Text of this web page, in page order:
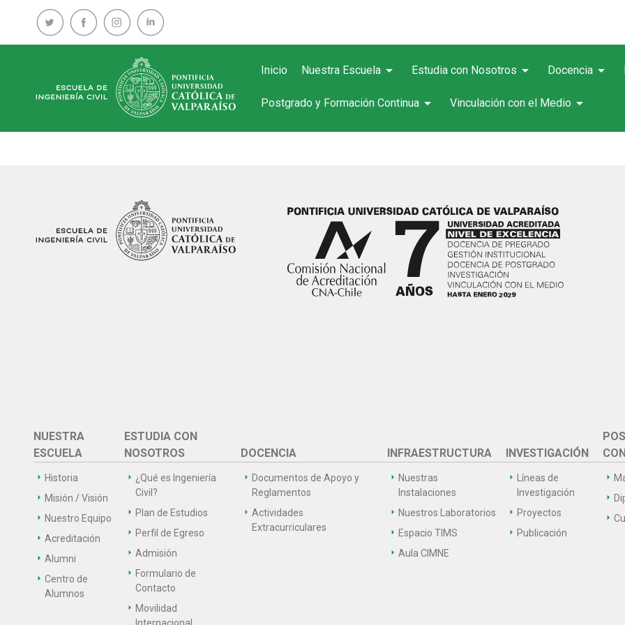
Inicio Nuestra Escuela arrow_drop_down Estudia con Nosotros arrow_drop_down Docencia arrow_drop_down
Postgrado y Formación Continua arrow_drop_down Vinculación con el Medio arrow_drop_down
NUESTRA
ESCUELA
Historia
Misión / Visión
Nuestro Equipo
Acreditación
Alumni
Centro de
Alumnos
ESTUDIA CON
NOSOTROS
¿Qué es Ingeniería
Civil?
Plan de Estudios
Perfil de Egreso
Admisión
Formulario de
Contacto
Movilidad
DOCENCIA
Documentos de Apoyo y
Reglamentos
Actividades
Extracurriculares
INFRAESTRUCTURA
Nuestras
Instalaciones
Nuestros Laboratorios
Espacio TIMS
Aula CIMNE
INVESTIGACIÓN
Líneas de
Investigación
Proyectos
Publicación